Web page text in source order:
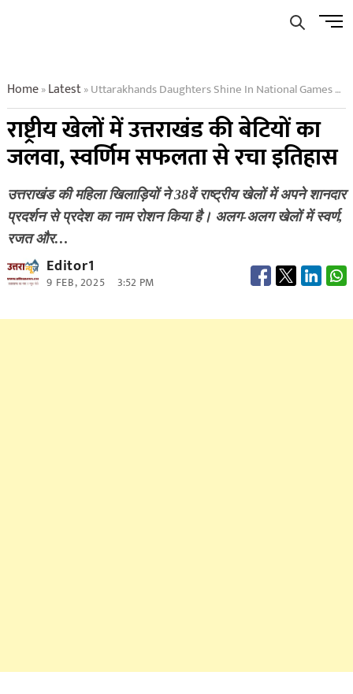
Menu
Home»Latest»Uttarakhands Daughters Shine In National Games Create History With Golden Success
राष्ट्रीय खेलों में उत्तराखंड की बेटियों का
जलवा, स्वर्णिम सफलता से रचा इतिहास
उत्तराखंड की महिला खिलाड़ियों ने 38वें राष्ट्रीय खेलों में अपने शानदार
प्रदर्शन से प्रदेश का नाम रोशन किया है। अलग-अलग खेलों में स्वर्ण,
रजत और…
Editor1
9 FEB, 2025 3:52 PM